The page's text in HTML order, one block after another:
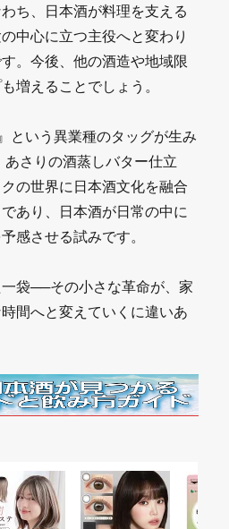
ち、日本酒が料理を支える
中心に立つ主役へと変わり
。今後、他の酒造や地域限
増えることでしょう。
という異業種のタッグが生み
さりの酒蒸しバター仕立
の世界に日本酒文化を融合
あり、日本酒が日常の中に
感させる試みです。
袋──その小さな革命が、家
間へと変えていくに違いあ